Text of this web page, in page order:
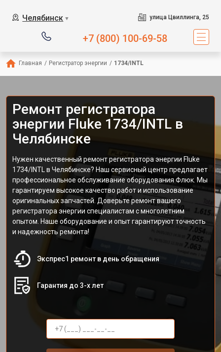
Челябинск ▼ улица Цвиллинга, 25
+7 (800) 100-69-58
Главная / Регистратор энергии / 1734/INTL
Ремонт регистратора
энергии Fluke 1734/INTL в
Челябинске
Нужен качественный ремонт регистратора энергии Fluke
1734/INTL в Челябинске? Наш сервисный центр предлагает
профессиональное обслуживание оборудования Флюк. Мы
гарантируем высокое качество работ и использование
оригинальных запчастей. Доверьте ремонт вашего
регистратора энергии специалистам с многолетним
опытом. Наше оборудование и опыт гарантируют точность
и надежность ремонта!
Экспрес1 ремонт в день обращения
Гарантия до 3-х лет